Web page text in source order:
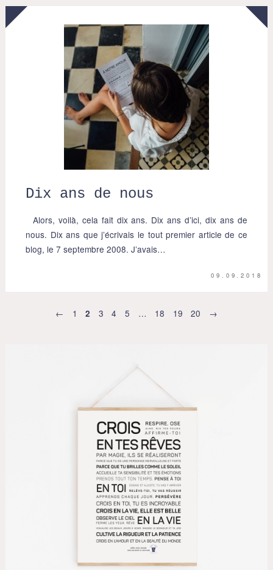
Dix ans de nous
Alors, voilà, cela fait dix ans. Dix ans d’ici, dix ans de
nous. Dix ans que j’écrivais le tout premier article de ce
blog, le 7 septembre 2008. J’avais…
09.09.2018
← 1 2 3 4 5 … 18 19 20 →